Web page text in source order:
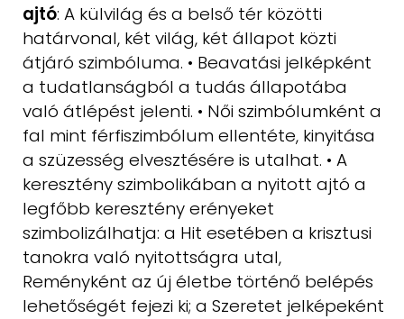
ajtó: A külvilág és a belső tér közötti
határvonal, két világ, két állapot közti
átjáró szimbóluma. • Beavatási jelképként
a tudatlanságból a tudás állapotába
való átlépést jelenti. • Női szimbólumként a
fal mint férfiszimbólum ellentéte, kinyitása
a szüzesség elvesztésére is utalhat. • A
keresztény szimbolikában a nyitott ajtó a
legfőbb keresztény erényeket
szimbolizálhatja: a Hit esetében a krisztusi
tanokra való nyitottságra utal,
Reményként az új életbe történő belépés
lehetőségét fejezi ki; a Szeretet jelképeként